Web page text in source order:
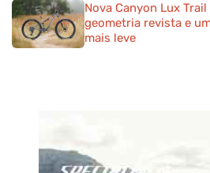
Nova Canyon Lux
geometria revista e
mais leve